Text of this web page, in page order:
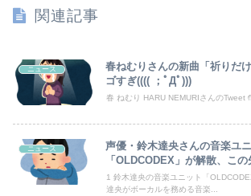
関連記事
ニュース
春ねむりさんの新曲「祈りだ
ゴすぎ(((( ；ﾟДﾟ)))
春 ねむり HARU NEMURIさんのTweet
ニュース
声優・鈴木達央さんの音楽ユ
「OLDCODEX」が解散、この
1 鈴木達央の音楽ユニット「
達央がボーカルを務める音楽...